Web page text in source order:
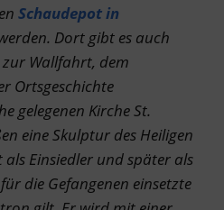
Schaudepot in
Dort gibt es auch
Wallfahrt, dem
Ortsgeschichte
gelegenen Kirche St.
eine Skulptur des Heiligen
Einsiedler und später als
die Gefangenen einsetzte